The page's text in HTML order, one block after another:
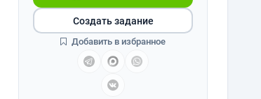
Создать задание
Добавить в избранное